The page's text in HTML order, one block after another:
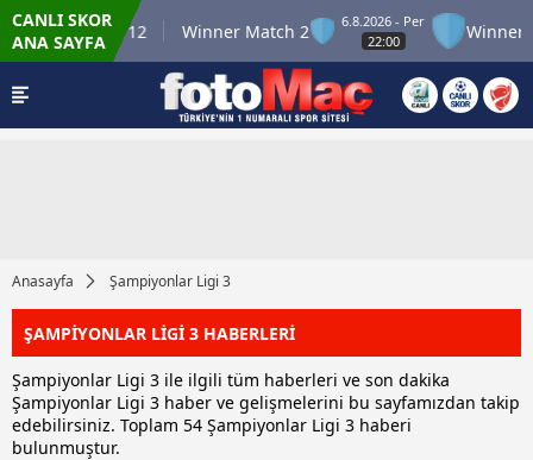
CANLI SKOR
ANA SAYFA
Match 12 Winner Match 2
6.8.2026 - Per
22:00
Winner
Anasayfa Şampiyonlar Ligi 3
ŞAMPİYONLAR LİGİ 3 HABERLERİ
Şampiyonlar Ligi 3 ile ilgili tüm haberleri ve son dakika
Şampiyonlar Ligi 3 haber ve gelişmelerini bu sayfamızdan takip
edebilirsiniz. Toplam 54 Şampiyonlar Ligi 3 haberi
bulunmuştur.